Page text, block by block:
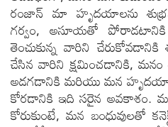
రంజాన్ మా హృదయాలను
గర్వం, అసూయతో
తెంచుకున్న వారిని
చేసిన వారిని క్షమించడానికి, మనం
అడగడానికి మరియు మన
కోరడానికి ఇది సరైన అవకాశం.
కోరుకుంటే, మన బంధువులతో